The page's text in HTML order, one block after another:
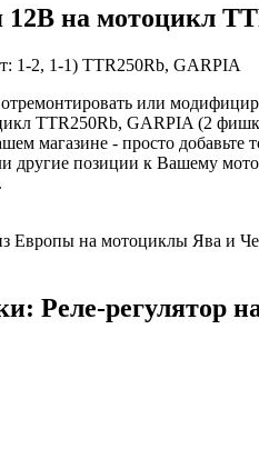
12В на мотоцикл
1-2, 1-1) TTR250Rb, GARPIA
или
TTR250Rb, GARPIA (2
магазине - просто
другие позиции к Вашему
Европы на мотоциклы Ява и
Реле-